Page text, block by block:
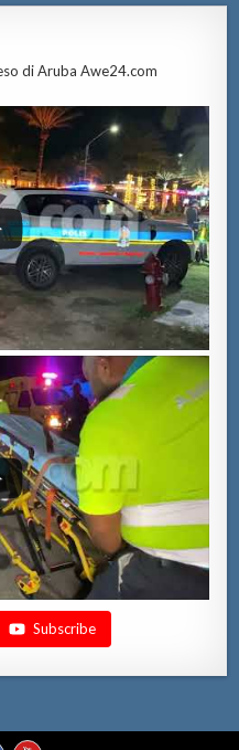
di Aruba Awe24.com
Subscribe